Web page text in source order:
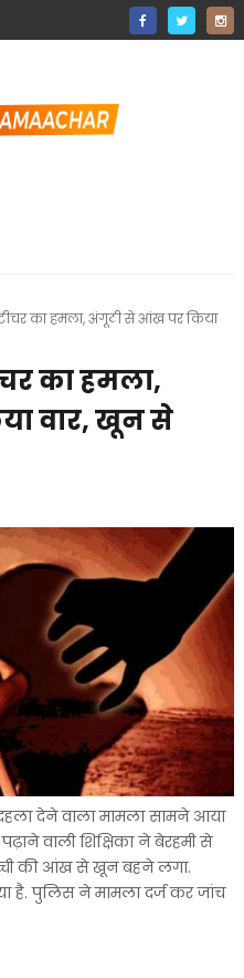
टीचर का हमला, अंगूठी से आंख पर किया
का हमला,
वार, खून से
देने वाला मामला सामने आया
वाली शिक्षिका ने बेरहमी से
बच्ची की आंख से खून बहने लगा.
है. पुलिस ने मामला दर्ज कर जांच